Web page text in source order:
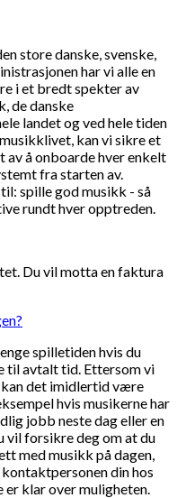
store danske, svenske,
har vi alle en
i et bredt spekter av
de danske
landet og ved hele tiden
kan vi sikre et
av å onboarde hver enkelt
fra starten av.
spille god musikk - så
rundt hver opptreden.
Du vil motta en faktura
spilletiden hvis du
til avtalt tid. Ettersom vi
det imidlertid være
hvis musikerne har
jobb neste dag eller en
vil forsikre deg om at du
med musikk på dagen,
din hos
er klar over muligheten.